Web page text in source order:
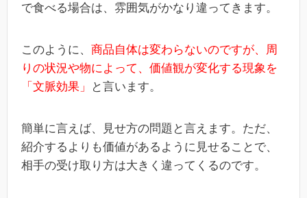
で食べる場合は、雰囲気がかなり違ってきます。
このように、 商品自体は変わらないのですが、周
りの状況や物によって、価値観が変化する現象を
「文脈効果」
と言います。
簡単に言えば、見せ方の問題と言えます。ただ、
紹介するよりも価値があるように見せることで、
相手の受け取り方は大きく違ってくるのです。